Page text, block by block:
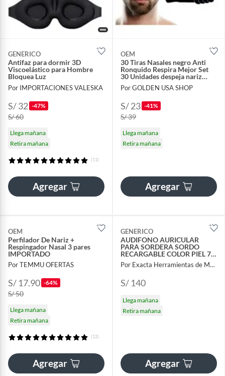
GENERICO
Antifaz para dormir 3D
Viscoelástico para Hombre
Bloquea Luz
Por IMPORTACIONES VALESKA
S/ 32 -47%
S/ 60
Llega mañana
Retira mañana
(11)
Agregar
OEM
30 Tiras Nasales negro Anti
Ronquido Respira Mejor Set
30 Unidades despeja nariz
respiracion
Por GOLDEN USA SHOP
S/ 23 -41%
S/ 39
Llega mañana
Retira mañana
Agregar
OEM
Perfilador De Nariz +
Respingador Nasal 3 pares
IMPORTADO
Por TEMMU OFERTAS
S/ 17.90 -64%
S/ 50
Llega mañana
Retira mañana
(12)
Agregar
GENERICO
AUDIFONO AURICULAR
PARA SORDERA SORDO
RECARGABLE COLOR PIEL 72
HORAS
Por Exacta Herramientas de Medicion
S/ 140
Llega mañana
Retira mañana
Agregar